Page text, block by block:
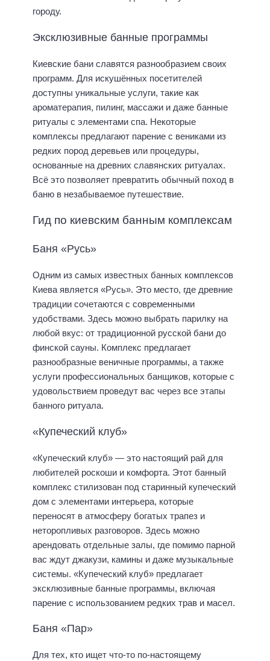
городу.
Эксклюзивные банные программы
Киевские бани славятся разнообразием своих
программ. Для искушённых посетителей
доступны уникальные услуги, такие как
ароматерапия, пилинг, массажи и даже банные
ритуалы с элементами спа. Некоторые
комплексы предлагают парение с вениками из
редких пород деревьев или процедуры,
основанные на древних славянских ритуалах.
Всё это позволяет превратить обычный поход в
баню в незабываемое путешествие.
Гид по киевским банным комплексам
Баня «Русь»
Одним из самых известных банных комплексов
Киева является «Русь». Это место, где древние
традиции сочетаются с современными
удобствами. Здесь можно выбрать парилку на
любой вкус: от традиционной русской бани до
финской сауны. Комплекс предлагает
разнообразные веничные программы, а также
услуги профессиональных банщиков, которые с
удовольствием проведут вас через все этапы
банного ритуала.
«Купеческий клуб»
«Купеческий клуб» — это настоящий рай для
любителей роскоши и комфорта. Этот банный
комплекс стилизован под старинный купеческий
дом с элементами интерьера, которые
переносят в атмосферу богатых трапез и
неторопливых разговоров. Здесь можно
арендовать отдельные залы, где помимо парной
вас ждут джакузи, камины и даже музыкальные
системы. «Купеческий клуб» предлагает
эксклюзивные банные программы, включая
парение с использованием редких трав и масел.
Баня «Пар»
Для тех, кто ищет что-то по-настоящему